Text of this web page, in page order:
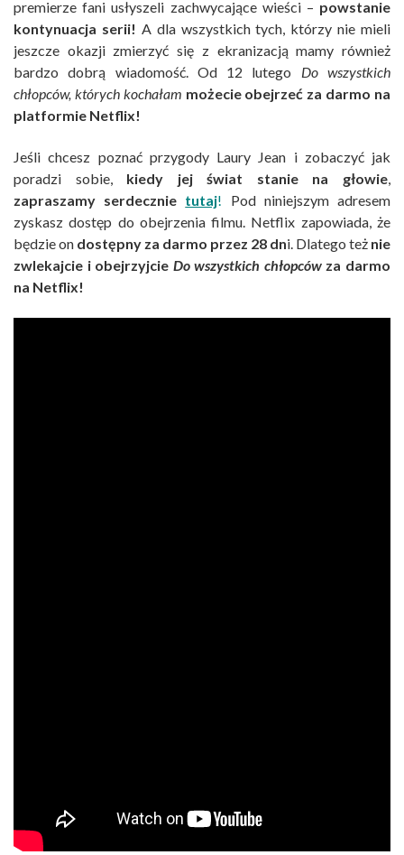
premierze fani usłyszeli zachwycające wieści – powstanie
kontynuacja serii! A dla wszystkich tych, którzy nie mieli
jeszcze okazji zmierzyć się z ekranizacją mamy również
bardzo dobrą wiadomość. Od 12 lutego Do wszystkich
chłopców, których kochałam możecie obejrzeć za darmo na
platformie Netflix!
Jeśli chcesz poznać przygody Laury Jean i zobaczyć jak
poradzi sobie, kiedy jej świat stanie na głowie
zapraszamy serdecznie tutaj! Pod niniejszym adresem
zyskasz dostęp do obejrzenia filmu. Netflix zapowiada, że
będzie on dostępny za darmo przez 28 dni. Dlatego też nie
zwlekajcie i obejrzyjcie Do wszystkich chłopców za darmo
na Netflix!